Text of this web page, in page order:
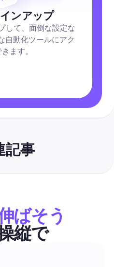
ンアップ
して、面倒な設定な
自動化ツールにアク
ます。
記事
合わせて、ビジネス向けのインスタ
紹介します。インドでも使いやすい
スト、DM/コメントのテンプレート
的なワークフローが含まれています
ばそう
縦で